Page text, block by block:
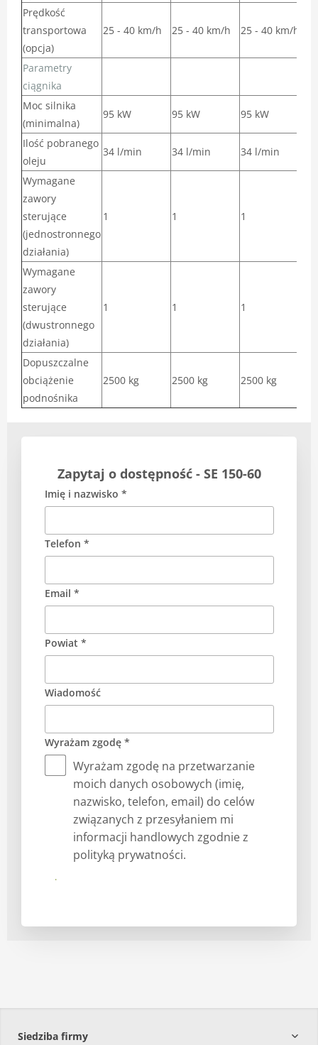
Prędkość
transportowa
(opcja)
25 - 40 km/h 25 - 40 km/h 25 - 40 km/h
Parametry
ciągnika
Moc silnika
(minimalna)
95 kW 95 kW 95 kW
Ilość pobranego
oleju
34 l/min 34 l/min 34 l/min
Wymagane
zawory
sterujące
(jednostronnego
działania)
1 1 1
Wymagane
zawory
sterujące
(dwustronnego
działania)
1 1 1
Dopuszczalne
obciążenie
podnośnika
2500 kg 2500 kg 2500 kg
Zapytaj o dostępność - SE 150-60
Imię i nazwisko *
Telefon *
Email *
Powiat *
Wiadomość
Wyrażam zgodę *
Wyrażam zgodę na przetwarzanie
moich danych osobowych (imię,
nazwisko, telefon, email) do celów
związanych z przesyłaniem mi
informacji handlowych zgodnie z
polityką prywatności.
Prześlij
Siedziba firmy